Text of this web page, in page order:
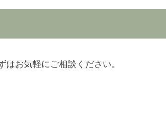
お気軽にご相談ください。